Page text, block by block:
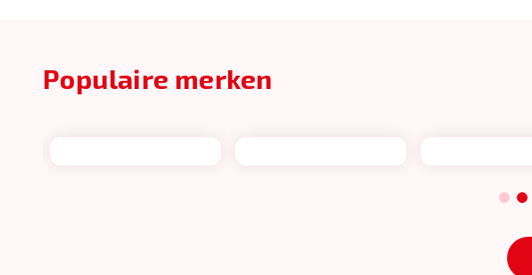
Populaire merken
1 2